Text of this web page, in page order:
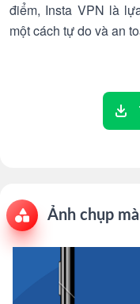
điểm, Insta VPN là
một cách tự do và an
Ảnh chụp